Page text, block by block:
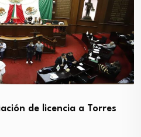
de licencia a Torres